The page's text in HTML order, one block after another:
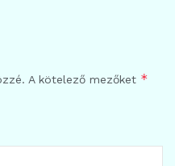
A kötelező mezőket *